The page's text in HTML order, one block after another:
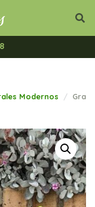
Modernos Gran